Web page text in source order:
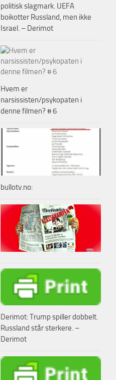
politisk slagmark. UEFA
boikotter Russland, men ikke
Israel. – Derimot
Hvem er
narsissisten/psykopaten i
denne filmen? # 6
bullotv.no:
Derimot: Trump spiller dobbelt.
Russland står sterkere. –
Derimot